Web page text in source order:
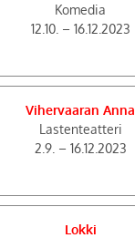
Komedia
12.10. – 16.12.2023
Vihervaaran Anna
Lastenteatteri
2.9. – 16.12.2023
Lokki